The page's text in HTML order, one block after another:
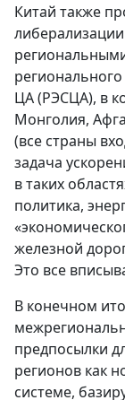
Китай также
ЦА (РЭСЦА), в
Монголия,
(все страны
задача
в таких
политика,
железной
Это все
В конечном
предпосылки
регионов как
системе,